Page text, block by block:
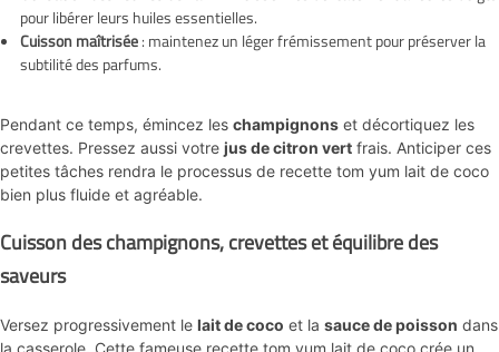
pour libérer leurs huiles essentielles.
Cuisson maîtrisée: maintenez un léger frémissement pour préserver la
subtilité des parfums.
Pendant ce temps, émincez les champignons et décortiquez les
crevettes. Pressez aussi votre jus de citron vert frais. Anticiper ces
petites tâches rendra le processus de recette tom yum lait de coco
bien plus fluide et agréable.
Cuisson des champignons, crevettes et équilibre des
saveurs
Versez progressivement le lait de coco et la sauce de poisson dans
la casserole. Cette fameuse recette tom yum lait de coco crée un